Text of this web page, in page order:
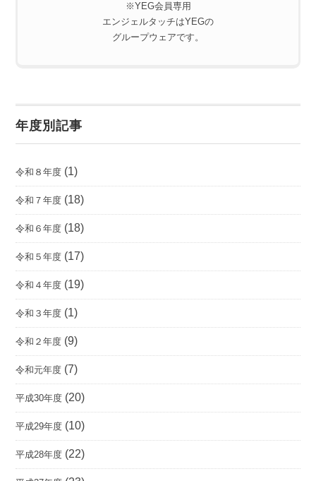
※YEG会員専用
エンジェルタッチはYEGの
グループウェアです。
年度別記事
令和８年度 (1)
令和７年度 (18)
令和６年度 (18)
令和５年度 (17)
令和４年度 (19)
令和３年度 (1)
令和２年度 (9)
令和元年度 (7)
平成30年度 (20)
平成29年度 (10)
平成28年度 (22)